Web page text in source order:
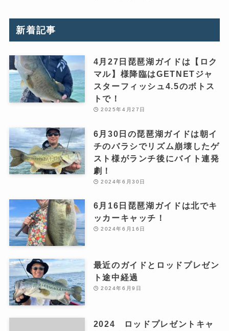
新着記事
4月27日琵琶湖ガイドは【ロク
マル】様降臨はGETNETジャ
スターフィッシュ4.5のボトス
トで！
2025年4月27日
6月30日の琵琶湖ガイドは朝イ
チのバラシでリズム崩壊したゲ
スト様がランチ後にバイト連発
劇！
2024年6月30日
6月16日琵琶湖ガイドは北でキ
ッカーキャッチ！
2024年6月16日
最近のガイドとロッドプレゼン
ト途中経過
2024年6月9日
2024 ロッドプレゼントキャ